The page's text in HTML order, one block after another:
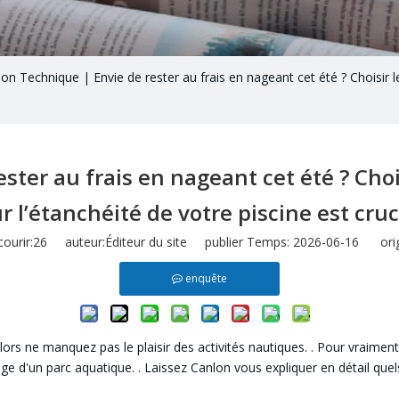
Technique | Envie de rester au frais en nageant cet été ?
au frais en nageant cet été ?
l’étanchéité de votre piscine est
26 auteur:Éditeur du site publier Temps: 2026-06-16
enquête
ne manquez pas le plaisir des activités nautiques. . Pour
d'un parc aquatique. . Laissez Canlon vous expliquer en détail